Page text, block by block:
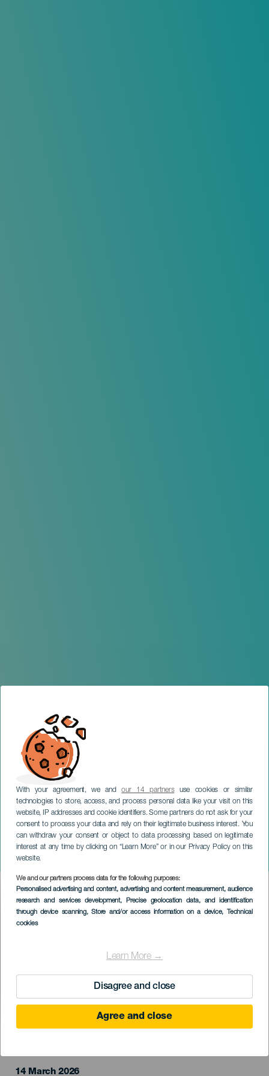
With your agreement, we andour 14 partnersuse cookies or similar
technologies to store, access, and process personal data like your visit on this
website, IP addresses and cookie identifiers. Some partners do not ask for your
consent to process your data and rely on their legitimate business interest. You
can withdraw your consent or object to data processing based on legitimate
interest at any time by clicking on “Learn More” or in our Privacy Policy on this
website.
We and our partners process data for the following purposes:
Personalised advertising and content, advertising and content measurement, audience
research and services development, Precise geolocation data, and identification
through device scanning, Store and/or access information on a device, Technical
cookies
Learn More →
Disagree and close
Agree and close
Carla Mañas: Superfreak
TENERIFE
Imagen
Listado
14 March 2026